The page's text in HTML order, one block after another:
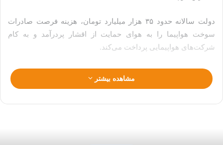
دولت سالانه حدود ۳۵ هزار میلیارد تومان، هزینه فرصت صادرات
سوخت هواپیما را به هوای حمایت از اقشار پردرآمد و به کام
شرکت‌های هواپیمایی پرداخت می‌کند.
مشاهده بیشتر